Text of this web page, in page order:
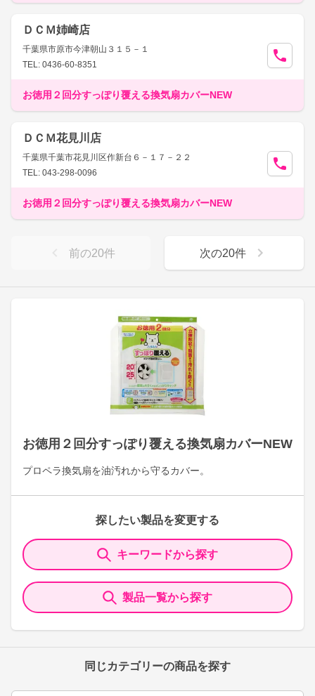
お徳用２回分すっぽり覆える換気扇カバーNEW
プロペラ換気扇を油汚れから守るカバー。
探したい製品を変更する
キーワードから探す
製品一覧から探す
同じカテゴリーの商品を探す
ＤＣＭ姉崎店
千葉県市原市今津朝山３１５－１
TEL: 0436-60-8351
お徳用２回分すっぽり覆える換気扇カバーNEW
ＤＣＭ花見川店
千葉県千葉市花見川区作新台６－１７－２２
TEL: 043-298-0096
お徳用２回分すっぽり覆える換気扇カバーNEW
前の20件 次の20件